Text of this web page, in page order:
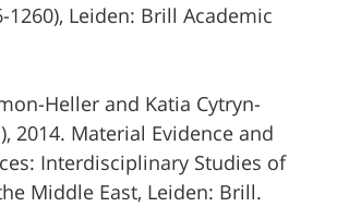
1260), Leiden: Brill Academic
Heller and Katia Cytryn-
2014. Material Evidence and
Interdisciplinary Studies of
Middle East, Leiden: Brill.